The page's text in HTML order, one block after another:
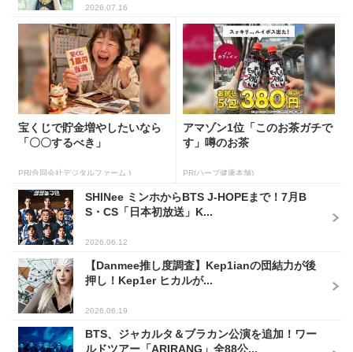
2026.07.16
宝くじで貯金増やしたいなら
「〇〇するべき」
PR(合同会社デジタルファーム )
アマゾン1位「このお茶ガチで
す」噂のお茶
PR(ハーブ健康本舗)
SHINee ミンホからBTS J-HOPEまで！7月B
S・CS「日本初放送」K...
2026.06.12
【Danmee推し度調査】Kep1ianの団結力が後
押し！Kep1er ヒカルが...
2026.06.19
BTS、ジャカルタ＆ブラカン公演を追加！ワー
ルドツアー「ARIRANG」全88公...